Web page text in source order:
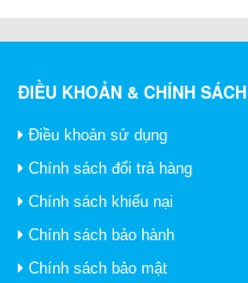
ĐIỀU KHOẢN & CHÍNH SÁCH
Điều khoản sử dụng
Chính sách đổi trả hàng
Chính sách khiếu nại
Chính sách bảo hành
Chính sách bảo mật